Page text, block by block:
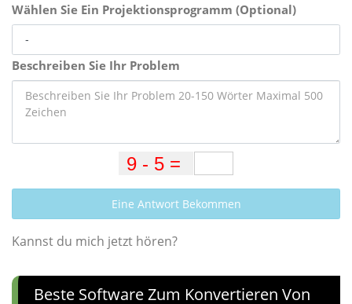
Wählen Sie Ein Projektionsprogramm (Optional)
Beschreiben Sie Ihr Problem
Eine Antwort Bekommen
Kannst du mich jetzt hören?
Beste Software Zum Konvertieren Von